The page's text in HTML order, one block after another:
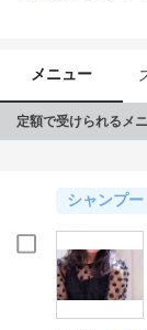
メニュー
定額で受けられるメ
シャンプ